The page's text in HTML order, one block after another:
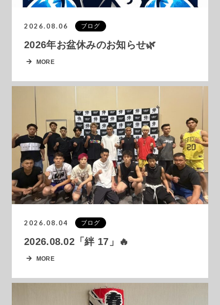
2026.08.06 ブログ
2026年お盆休みのお知らせ🌿
MORE
2026.08.04 ブログ
2026.08.02「絆 17」🔥
MORE